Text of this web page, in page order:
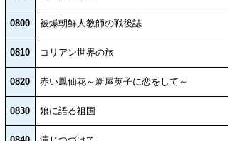
0800 被爆朝鮮人教師の戦後誌
0810 コリアン世界の旅
0820 赤い鳳仙花～新屋英子に恋をして～
0830 娘に語る祖国